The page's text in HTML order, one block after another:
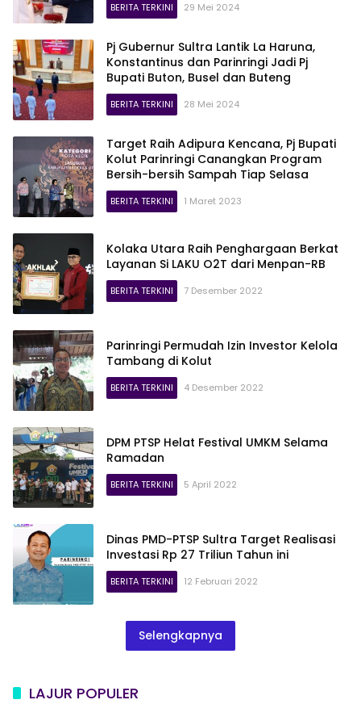
BERITA TERKINI 29 Mei 2024
Pj Gubernur Sultra Lantik La Haruna,
Konstantinus dan Parinringi Jadi Pj
Bupati Buton, Busel dan Buteng
BERITA TERKINI 28 Mei 2024
Target Raih Adipura Kencana, Pj Bupati
Kolut Parinringi Canangkan Program
Bersih-bersih Sampah Tiap Selasa
BERITA TERKINI 1 Maret 2023
Kolaka Utara Raih Penghargaan Berkat
Layanan Si LAKU O2T dari Menpan-RB
BERITA TERKINI 7 Desember 2022
Parinringi Permudah Izin Investor Kelola
Tambang di Kolut
BERITA TERKINI 4 Desember 2022
DPM PTSP Helat Festival UMKM Selama
Ramadan
BERITA TERKINI 5 April 2022
Dinas PMD-PTSP Sultra Target Realisasi
Investasi Rp 27 Triliun Tahun ini
BERITA TERKINI 12 Februari 2022
Selengkapnya
LAJUR POPULER